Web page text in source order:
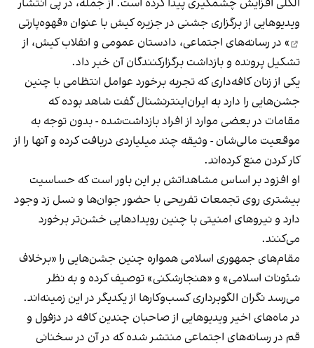
الکلی افزایش چشمگیری پیدا کرده است. از جمله، در پی انتشار
ویدیوهایی از برگزاری جشنی در جزیره کیش با عنوان «قهوه‌پارتی
» در رسانه‌های اجتماعی، دادستان عمومی و انقلاب کیش، از
تشکیل پرونده و بازداشت برگزارکنندگان آن خبر داد.
یکی از زنان کافه‌داری که تجربه برخورد عوامل انتظامی با چنین
جشن‌هایی را دارد به ایران‌اینترنشنال گفت شاهد بوده که
مقامات در بعضی موارد از افراد بازداشت‌‌شده - بدون توجه به
موقعیت مالی‌شان - وثیقه چند میلیاردی دریافت کرده و آنها را از
کار کردن منع کرده‌اند.
او افزود بر اساس مشاهداتش بر این باور است که حساسیت
بیشتری روی تجمعات تفریحی با حضور جوان‌ها و نسل زد وجود
دارد و نیروهای امنیتی با چنین رویدادهایی خشن‌تر برخورد
می‌کنند.
مقام‌های جمهوری اسلامی همواره چنین جشن‌هایی را «برخلاف
شئونات اسلامی» و «هنجارشکنی» توصیف کرده و به نظر
می‌رسد نگران الگوبرداری کسب‌وکارها از یکدیگر در این زمینه‌اند.
در ماه‌های اخیر ویدیوهایی از صاحبان چندین کافه در دزفول و
قم در رسانه‌های اجتماعی منتشر شده که در آن در سخنانی